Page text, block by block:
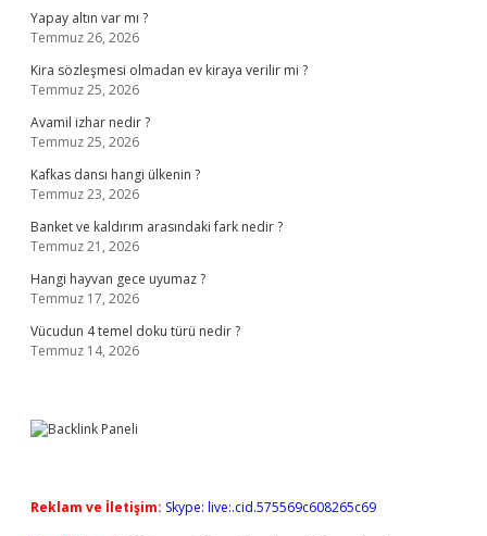
Yapay altın var mı ?
Temmuz 26, 2026
Kira sözleşmesi olmadan ev kiraya verilir mi ?
Temmuz 25, 2026
Avamil izhar nedir ?
Temmuz 25, 2026
Kafkas dansı hangi ülkenin ?
Temmuz 23, 2026
Banket ve kaldırım arasındaki fark nedir ?
Temmuz 21, 2026
Hangi hayvan gece uyumaz ?
Temmuz 17, 2026
Vücudun 4 temel doku türü nedir ?
Temmuz 14, 2026
Reklam ve İletişim: Skype: live:.cid.575569c608265c69